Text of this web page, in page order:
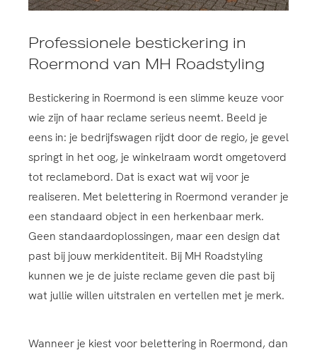
Professionele bestickering in
Roermond van MH Roadstyling
Bestickering in Roermond is een slimme keuze voor
wie zijn of haar reclame serieus neemt. Beeld je
eens in: je bedrijfswagen rijdt door de regio, je gevel
springt in het oog, je winkelraam wordt omgetoverd
tot reclamebord. Dat is exact wat wij voor je
realiseren. Met belettering in Roermond verander je
een standaard object in een herkenbaar merk.
Geen standaardoplossingen, maar een design dat
past bij jouw merkidentiteit. Bij MH Roadstyling
kunnen we je de juiste reclame geven die past bij
wat jullie willen uitstralen en vertellen met je merk.
Wanneer je kiest voor belettering in Roermond, dan